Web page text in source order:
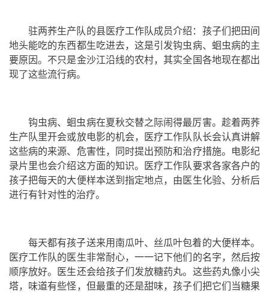
驻两荞生产队的县医疗工作队成员介绍：孩子们把田间
地头能吃的东西都生吃进去，这是引发钩虫病、蛔虫病的主
要原因。不只是金沙江沿线的农村，其实全国各地现在都出
现了这些流行病。
钩虫病、蛔虫病在夏秋交替之际闹得最厉害。趁着两荞
生产队里开会或放电影的机会，医疗工作队队长会认真讲解
这些病的来源、危害性，同时提出预防和治疗措施。电影纪
录片里也会介绍这方面的知识。医疗工作队要求各家各户的
孩子把每天的大便样本送到指定地点，由医生化验、分析后
进行有针对性的治疗。
每天都有孩子送来用南瓜叶、丝瓜叶包着的大便样本。
医疗工作队的医生非常耐心，一一记下他们的名字，然后按
顺序放好。医生还会给孩子们发放糖药丸。这些药丸像小尖
塔，味道有些怪，但最重的还是甜味，孩子们把它们当糖果